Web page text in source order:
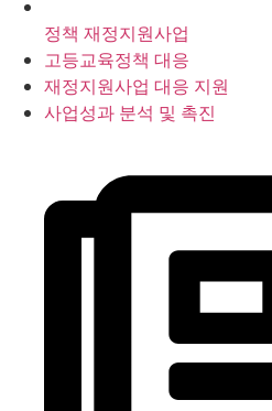
정책 재정지원사업
고등교육정책 대응
재정지원사업 대응 지원
사업성과 분석 및 촉진